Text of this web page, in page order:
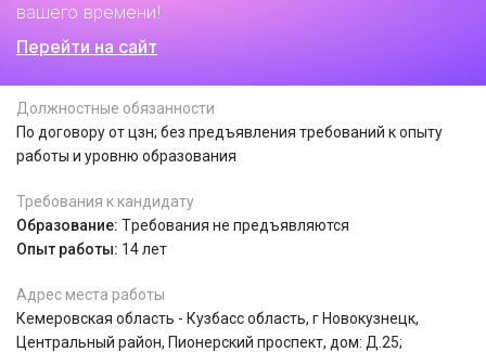
вашего времени!
Перейти на сайт
Должностные обязанности
По договору от цзн; без предъявления требований к опыту
работы и уровню образования
Требования к кандидату
Образование: Tребования не предъявляются
Опыт работы: 14 лет
Адрес места работы
Кемеровская область - Кузбасс область, г Новокузнецк,
Центральный район, Пионерский проспект, дом: Д.25;